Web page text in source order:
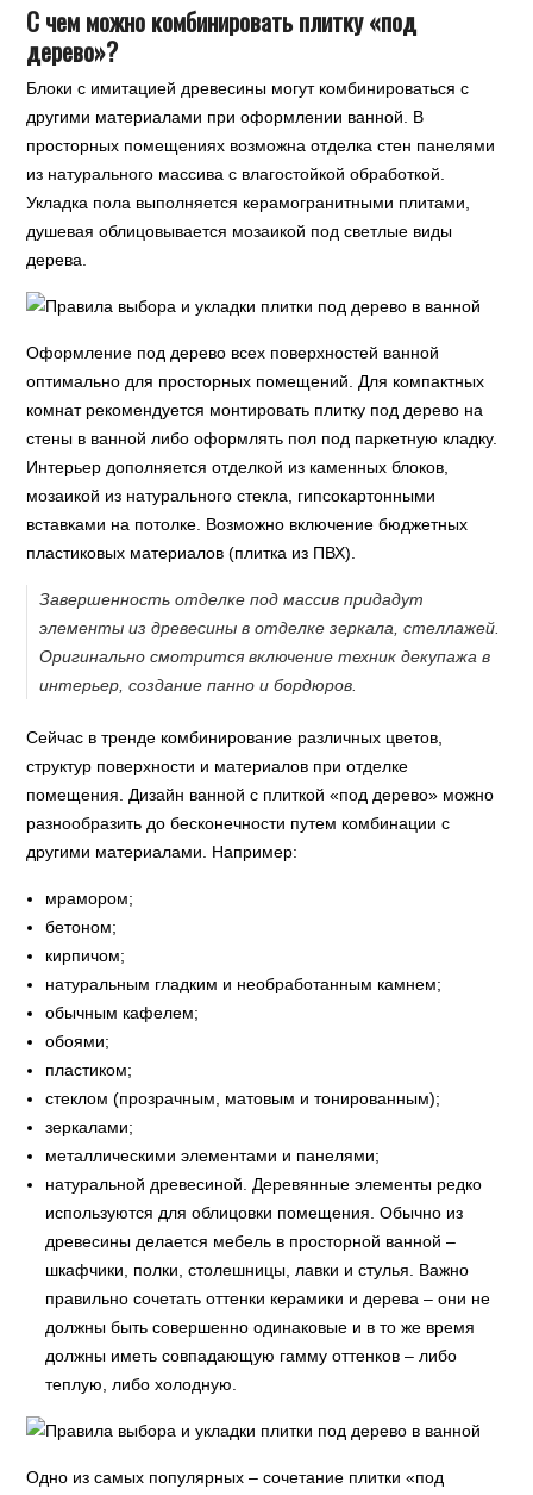
С чем можно комбинировать плитку «под
дерево»?
Блоки с имитацией древесины могут комбинироваться с
другими материалами при оформлении ванной. В
просторных помещениях возможна отделка стен панелями
из натурального массива с влагостойкой обработкой.
Укладка пола выполняется керамогранитными плитами,
душевая облицовывается мозаикой под светлые виды
дерева.
Оформление под дерево всех поверхностей ванной
оптимально для просторных помещений. Для компактных
комнат рекомендуется монтировать плитку под дерево на
стены в ванной либо оформлять пол под паркетную кладку.
Интерьер дополняется отделкой из каменных блоков,
мозаикой из натурального стекла, гипсокартонными
вставками на потолке. Возможно включение бюджетных
пластиковых материалов (плитка из ПВХ).
Завершенность отделке под массив придадут
элементы из древесины в отделке зеркала, стеллажей.
Оригинально смотрится включение техник декупажа в
интерьер, создание панно и бордюров.
Сейчас в тренде комбинирование различных цветов,
структур поверхности и материалов при отделке
помещения. Дизайн ванной с плиткой «под дерево» можно
разнообразить до бесконечности путем комбинации с
другими материалами. Например:
мрамором;
бетоном;
кирпичом;
натуральным гладким и необработанным камнем;
обычным кафелем;
обоями;
пластиком;
стеклом (прозрачным, матовым и тонированным);
зеркалами;
металлическими элементами и панелями;
натуральной древесиной. Деревянные элементы редко
используются для облицовки помещения. Обычно из
древесины делается мебель в просторной ванной –
шкафчики, полки, столешницы, лавки и стулья. Важно
правильно сочетать оттенки керамики и дерева – они не
должны быть совершенно одинаковые и в то же время
должны иметь совпадающую гамму оттенков – либо
теплую, либо холодную.
Одно из самых популярных – сочетание плитки «под